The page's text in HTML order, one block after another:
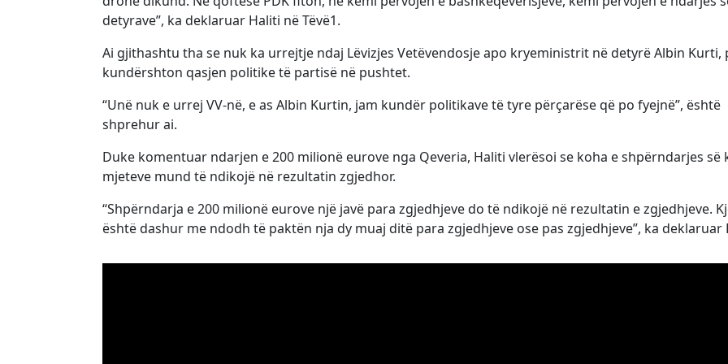
detyrave”, ka deklaruar Haliti në Tëvë1.
Ai gjithashtu tha se nuk ka urrejtje ndaj Lëvizjes Vetëvendosje apo kryeministrit në detyrë Albin Kurti,
kundërshton qasjen politike të partisë në pushtet.
“Unë nuk e urrej VV-në, e as Albin Kurtin, jam kundër politikave të tyre përçarëse që po fyejnë”, është
shprehur ai.
Duke komentuar ndarjen e 200 milionë eurove nga Qeveria, Haliti vlerësoi se koha e shpërndarjes së
mjeteve mund të ndikojë në rezultatin zgjedhor.
“Shpërndarja e 200 milionë eurove një javë para zgjedhjeve do të ndikojë në rezultatin e zgjedhjeve.
është dashur me ndodh të paktën nja dy muaj ditë para zgjedhjeve ose pas zgjedhjeve”, ka deklaruar